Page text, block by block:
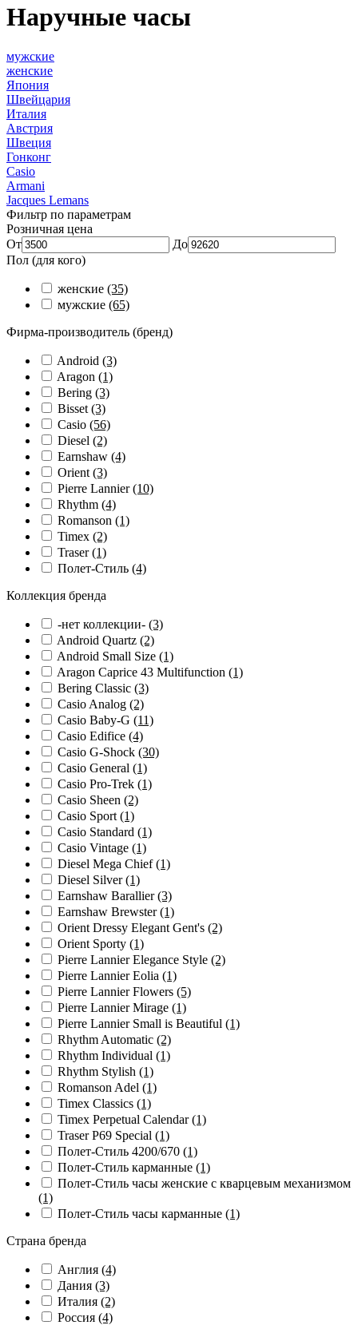
Наручные часы
мужские
женские
Япония
Швейцария
Италия
Австрия
Швеция
Гонконг
Casio
Armani
Jacques Lemans
Фильтр по параметрам
Розничная цена
От
До
Пол (для кого)
женские (35)
мужские (65)
Фирма-производитель (бренд)
Android (3)
Aragon (1)
Bering (3)
Bisset (3)
Casio (56)
Diesel (2)
Earnshaw (4)
Orient (3)
Pierre Lannier(10)
Rhythm (4)
Romanson (1)
Timex (2)
Traser(1)
Полет-Стиль (4)
Коллекция бренда
-нет коллекции- (3)
Android Quartz (2)
Android Small Size (1)
Aragon Caprice 43 Multifunction (1)
Bering Classic (3)
Casio Analog (2)
Casio Baby-G (11)
Casio Edifice (4)
Casio G-Shock (30)
Casio General (1)
Casio Pro-Trek (1)
Casio Sheen (2)
Casio Sport (1)
Casio Standard (1)
Casio Vintage (1)
Diesel Mega Chief(1)
Diesel Silver(1)
Earnshaw Barallier(3)
Earnshaw Brewster(1)
Orient Dressy Elegant Gent's (2)
Orient Sporty (1)
Pierre Lannier Elegance Style (2)
Pierre Lannier Eolia (1)
Pierre Lannier Flowers (5)
Pierre Lannier Mirage (1)
Pierre Lannier Small is Beautiful (1)
Rhythm Automatic (2)
Rhythm Individual (1)
Rhythm Stylish (1)
Romanson Adel (1)
Timex Classics (1)
Timex Perpetual Calendar(1)
Traser P69 Special (1)
Полет-Стиль 4200/670 (1)
Полет-Стиль карманные (1)
Полет-Стиль часы женские с кварцевым механизмом
(1)
Полет-Стиль часы карманные (1)
Страна бренда
Англия (4)
Дания (3)
Италия (2)
Россия (4)